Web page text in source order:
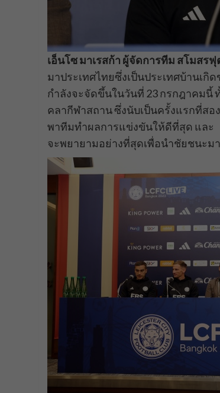
เอ็นโซ มาเรสก้า ผู้จัดการทีม สโมสรฟุ
มาประเทศไทยซึ่งเป็นประเทศบ้านเกิ
กำลังจะจัดขึ้นในวันที่ 23 กรกฎาคมนี้
คลากีฬาสถาน ซึ่งนับเป็นครั้งแรกที่สอ
พาทีมทำผลการแข่งขันให้ดีที่สุด และ
จะพยายามอย่างที่สุดเพื่อนำชัยชนะมา